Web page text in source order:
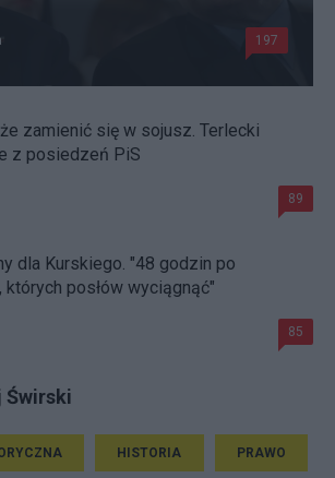
197
zamienić się w sojusz. Terlecki
z posiedzeń PiS
89
dla Kurskiego. "48 godzin po
których posłów wyciągnąć"
85
Świrski
HISTORIA PRAWO